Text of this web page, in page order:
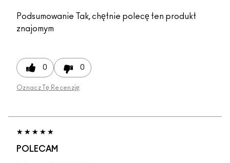
Podsumowanie Tak, chętnie polecę ten produkt
znajomym
0 0
Oznacz Tę Recenzję
POLECAM